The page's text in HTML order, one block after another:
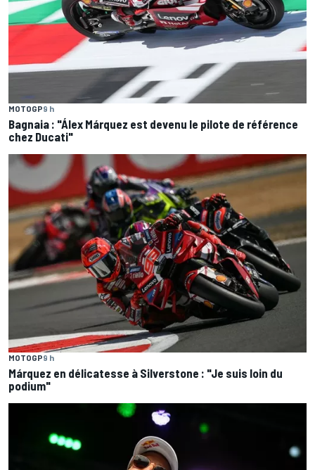
MOTOGP9 h
Bagnaia : "Álex Márquez est devenu le pilote de référence
chez Ducati"
MOTOGP9 h
Márquez en délicatesse à Silverstone : "Je suis loin du
podium"